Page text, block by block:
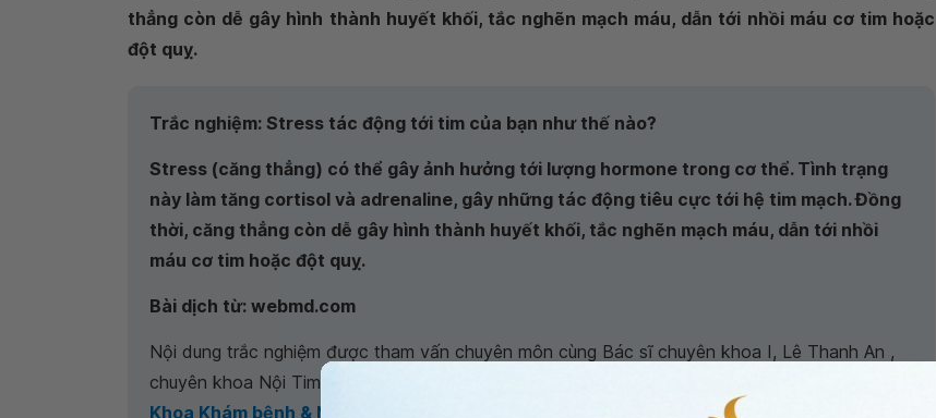
thẳng còn dễ gây hình thành huyết khối, tắc nghẽn mạch máu, dẫn tới nhồi máu cơ tim hoặc
đột quỵ.
Trắc nghiệm: Stress tác động tới tim của bạn như thế nào?
Stress (căng thẳng) có thể gây ảnh hưởng tới lượng hormone trong cơ thể. Tình trạng
này làm tăng cortisol và adrenaline, gây những tác động tiêu cực tới hệ tim mạch. Đồng
thời, căng thẳng còn dễ gây hình thành huyết khối, tắc nghẽn mạch máu, dẫn tới nhồi
máu cơ tim hoặc đột quỵ.
Bài dịch từ: webmd.com
Nội dung trắc nghiệm được tham vấn chuyên môn cùng Bác sĩ chuyên khoa I, Lê Thanh An ,
chuyên khoa Nội Tim mạch ,
Khoa Khám bệnh & Nội khoa - Bệnh viện Đa khoa Vinmec Nha Trang